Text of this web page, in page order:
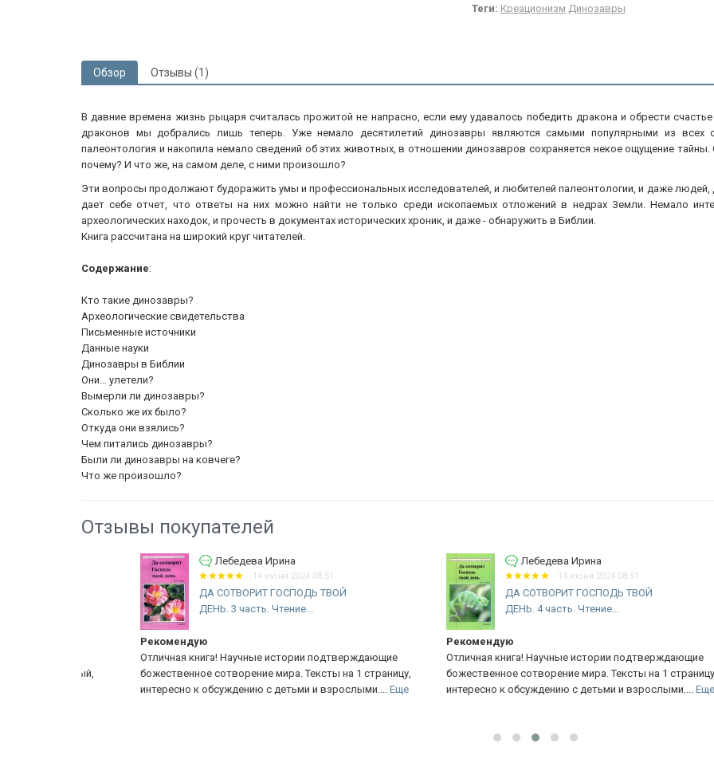
Теги: Креационизм Динозавры
Обзор Отзывы (1)
В давние времена жизнь рыцаря считалась прожитой не напрасно, если ему удавалось победить дракона и обрести
драконов мы добрались лишь теперь. Уже немало десятилетий динозавры являются самыми популярными из всех
палеонтология и накопила немало сведений об этих животных, в отношении динозавров сохраняется некое ощущение
почему? И что же, на самом деле, с ними произошло?
Эти вопросы продолжают будоражить умы и профессиональных исследователей, и любителей палеонтологии, и даже людей,
дает себе отчет, что ответы на них можно найти не только среди ископаемых отложений в недрах Земли. Немало
археологических находок, и прочесть в документах исторических хроник, и даже - обнаружить в Библии.
Книга рассчитана на широкий круг читателей.
Содержание:
Кто такие динозавры?
Археологические свидетельства
Письменные источники
Данные науки
Динозавры в Библии
Они… улетели?
Вымерли ли динозавры?
Сколько же их было?
Откуда они взялись?
Чем питались динозавры?
Были ли динозавры на ковчеге?
Что же произошло?
Отзывы покупателей
Лебедева Ирина
14 июня 2024 08:51
ДА СОТВОРИТ ГОСПОДЬ ТВОЙ
ДЕНЬ. 3 часть. Чтение...
Рекомендую
Отличная книга! Научные истории подтверждающие
божественное сотворение мира. Тексты на 1 страницу,
интересно к обсуждению с детьми и взрослыми....Еще
Лебедева Ирина
14 июня 2024 08:51
ДА СОТВОРИТ ГОСПОДЬ ТВОЙ
ДЕНЬ. 4 часть. Чтение...
Рекомендую
Отличная книга! Научные истории подтверждающие
божественное сотворение мира. Тексты на 1 страницу,
интересно к обсуждению с детьми и взрослыми....Еще